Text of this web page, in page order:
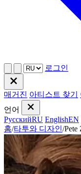
로그인
매거진 아티스트 찾기
언어
РусскийRU EnglishEN
홈/타투와 디자인/